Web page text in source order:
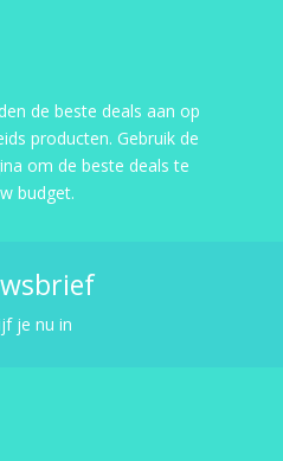
de beste deals aan op
producten. Gebruik de
om de beste deals te
budget.
je nu in